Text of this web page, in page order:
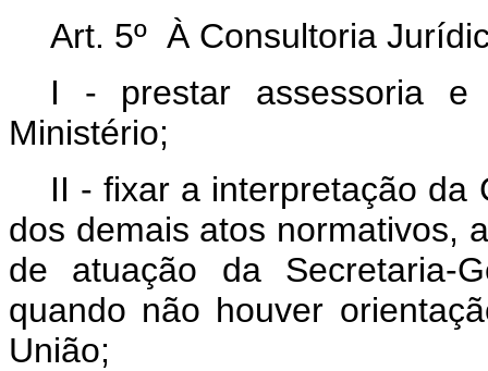
Art. 5º À Consultoria
I - prestar assessoria e
Ministério;
II - fixar a interpretação da
dos demais atos normativos,
de atuação da Secretaria-
quando não houver
União;